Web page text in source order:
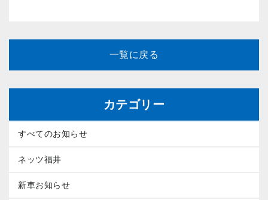
一覧に戻る
カテゴリー
すべてのお知らせ
ネッツ福井
新車お知らせ